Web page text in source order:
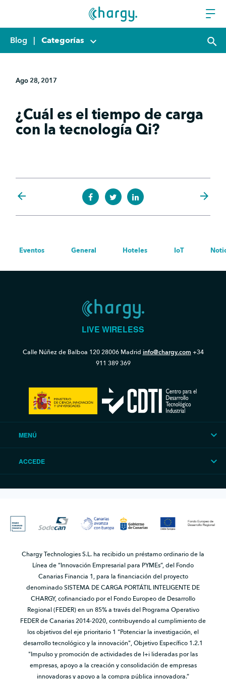
Blog | Categorías keyboard_arrow_down search
Ago 28, 2017
¿Cuál es el tiempo de carga
con la tecnología Qi?
arrow_back arrow_forward
Eventos General Hoteles IoT
LIVE WIRELESS
Calle Núñez de Balboa 12028006 Madrid info@chargy.com +34
911 389 369
MENÚ
ACCEDE
Chargy Technologies S.L. ha recibido un préstamo ordinario de la
Línea de “Innovación Empresarial para PYMEs”, del Fondo
Canarias Financia 1, para la financiación del proyecto
denominado SISTEMA DE CARGA PORTÁTIL INTELIGENTE DE
CHARGY, cofinanciado por el Fondo Europeo de Desarrollo
Regional (FEDER) en un 85% a través del Programa Operativo
FEDER de Canarias 2014-2020, contribuyendo al cumplimiento de
los objetivos del eje prioritario 1 "Potenciar la investigación, el
desarrollo tecnológico y la innovación", Objetivo Específico 1.2.1
"Impulso y promoción de actividades de I+i lideradas por las
empresas, apoyo a la creación y consolidación de empresas
innovadoras y apoyo a la compra pública innovadora.”